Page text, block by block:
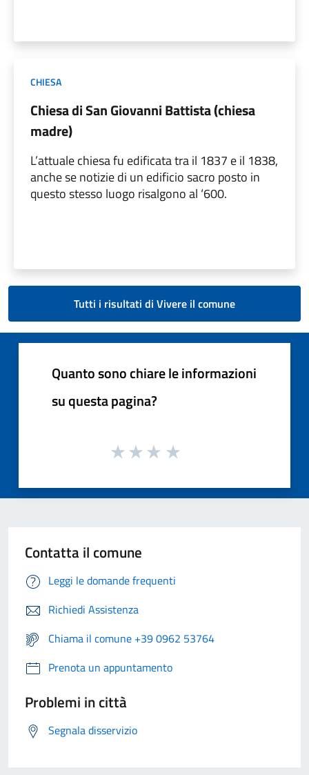
CHIESA
Chiesa di San Giovanni Battista (chiesa
madre)
L’attuale chiesa fu edificata tra il 1837 e il 1838,
anche se notizie di un edificio sacro posto in
questo stesso luogo risalgono al ‘600.
Tutti i risultati di Vivere il comune
Quanto sono chiare le informazioni
su questa pagina?
Contatta il comune
Leggi le domande frequenti
Richiedi Assistenza
Chiama il comune +39 0962 53764
Prenota un appuntamento
Problemi in città
Segnala disservizio